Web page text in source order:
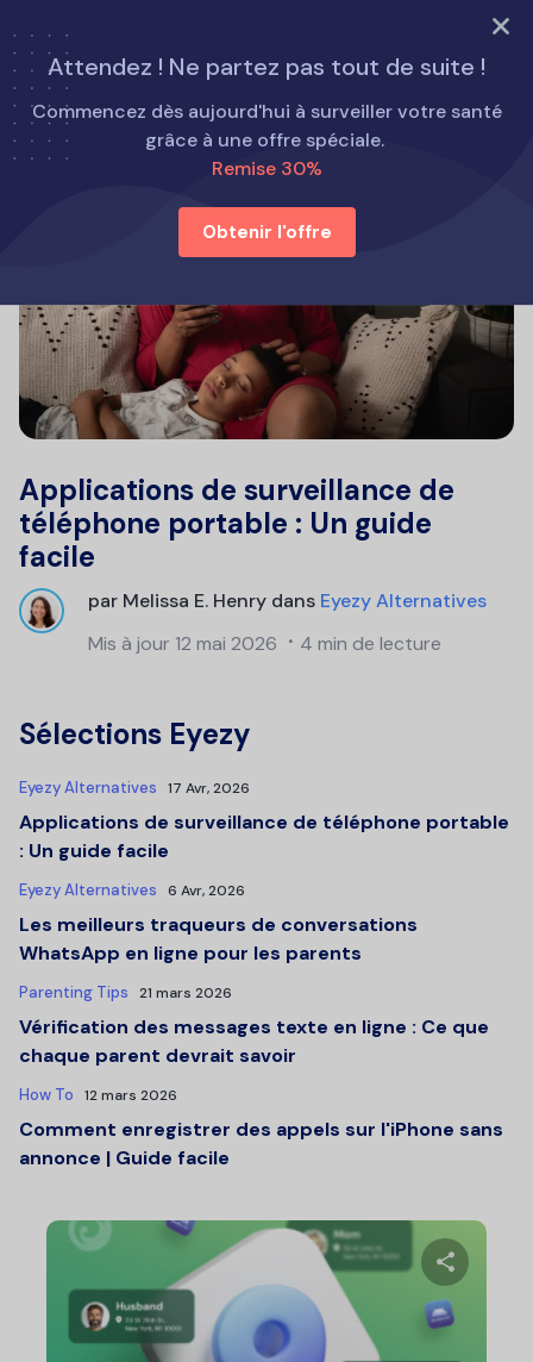
ESSAYEZ MAINTENANT
Attendez ! Ne partez pas tout de suite !
Commencez dès aujourd'hui à surveiller votre santé
grâce à une offre spéciale.
Remise 30%
Obtenir l'offre
Applications de surveillance de
téléphone portable : Un guide
facile
par Melissa E. Henry dans Eyezy Alternatives
Mis à jour 12 mai 2026 4 min de lecture
Sélections Eyezy
Eyezy Alternatives 17 Avr, 2026
Applications de surveillance de téléphone portable
: Un guide facile
Eyezy Alternatives 6 Avr, 2026
Les meilleurs traqueurs de conversations
WhatsApp en ligne pour les parents
Parenting Tips 21 mars 2026
Vérification des messages texte en ligne : Ce que
chaque parent devrait savoir
How To 12 mars 2026
Comment enregistrer des appels sur l'iPhone sans
annonce | Guide facile